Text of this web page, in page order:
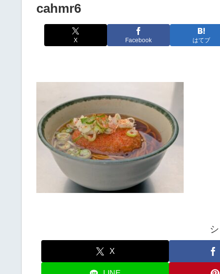
cahmr6
X Facebook はてブ
X